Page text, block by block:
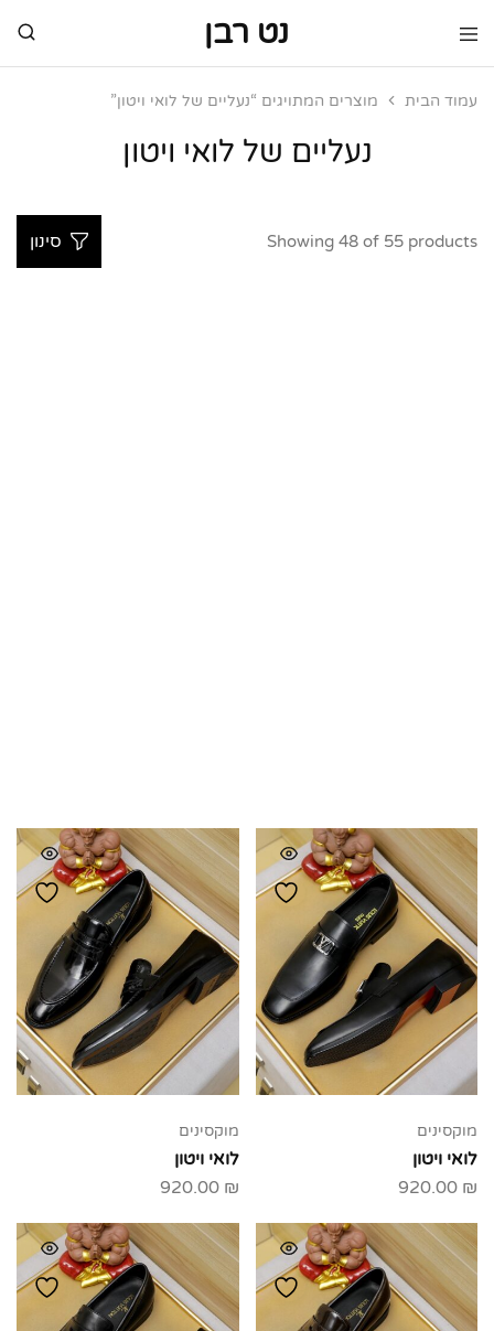
נט רבן
נט
מותגי
מותגי
עמוד הבית מוצרים המתויגים “נעליים של לואי ויטון”
נעליים של לואי ויטון
Showing 48 of 55 products
מוקסינים
לואי ויטון
920.00 ₪
מוקסינים
לואי ויטון
920.00 ₪